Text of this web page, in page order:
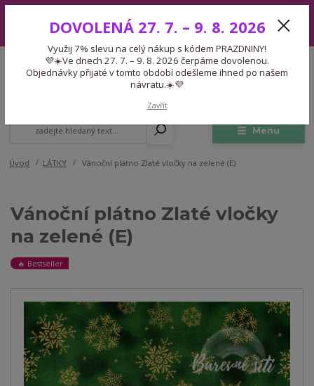
7. – 9. 8. 2026 čerpáme dovolenou. Objednávky přijaté v tomto období
odešleme ihned po našem návratu.☀️💜
Menu
CZK
Expedice 775 866 913
Po-Čt 9-15:30 Pá 9-14:30 Pauza 13-13:45
Úvod LÁTKY Vánoční plátno Zlaté vločky na zelené (E)
Vánoční plátno Zlaté vločky
na zelené (E)
🔥 Bestseller
DOVOLENÁ 27. 7. – 9. 8. 2026
Využij 7% slevu na celý nákup s kódem PRAZDNINY!
💜☀️Ve dnech 27. 7. – 9. 8. 2026 čerpáme dovolenou.
Objednávky přijaté v tomto období odešleme ihned po našem
návratu.☀️💜
Zavřít